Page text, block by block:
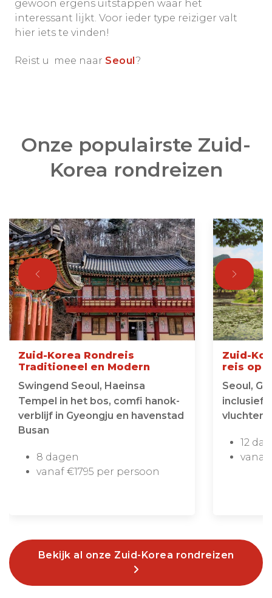
gewoon ergens uitstappen waar het
interessant lijkt. Voor ieder type reiziger valt
hier iets te vinden!
Reist u mee naar Seoul?
Onze populairste Zuid-
Korea rondreizen
Zuid-Korea Rondreis
Traditioneel en Modern
Swingend Seoul, Haeinsa
Tempel in het bos, comfi hanok-
verblijf in Gyeongju en havenstad
Busan
8 dagen
vanaf €1795 per persoon
Zuid-
reis op
Seoul,
inclusief
vluchten
12
vanaf
Bekijk al onze Zuid-Korea rondreizen